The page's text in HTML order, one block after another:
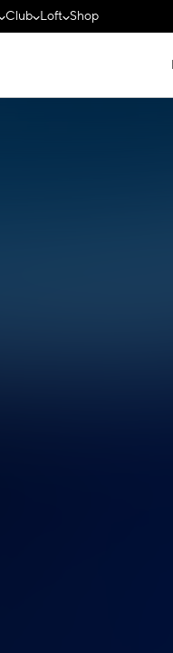
Club Loft Shop